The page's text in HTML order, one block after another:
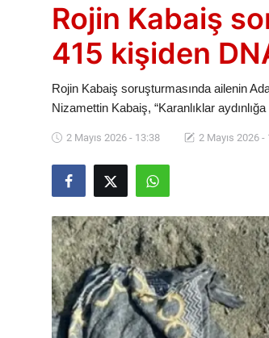
Yazarlar
İletişim
Rojin Kabaiş
415 kişiden
Rojin Kabaiş soruşturmasında ailenin
Nizamettin Kabaiş, “Karanlıklar aydınlığa
2 Mayıs 2026 - 13:38 2 Mayıs 2026 -